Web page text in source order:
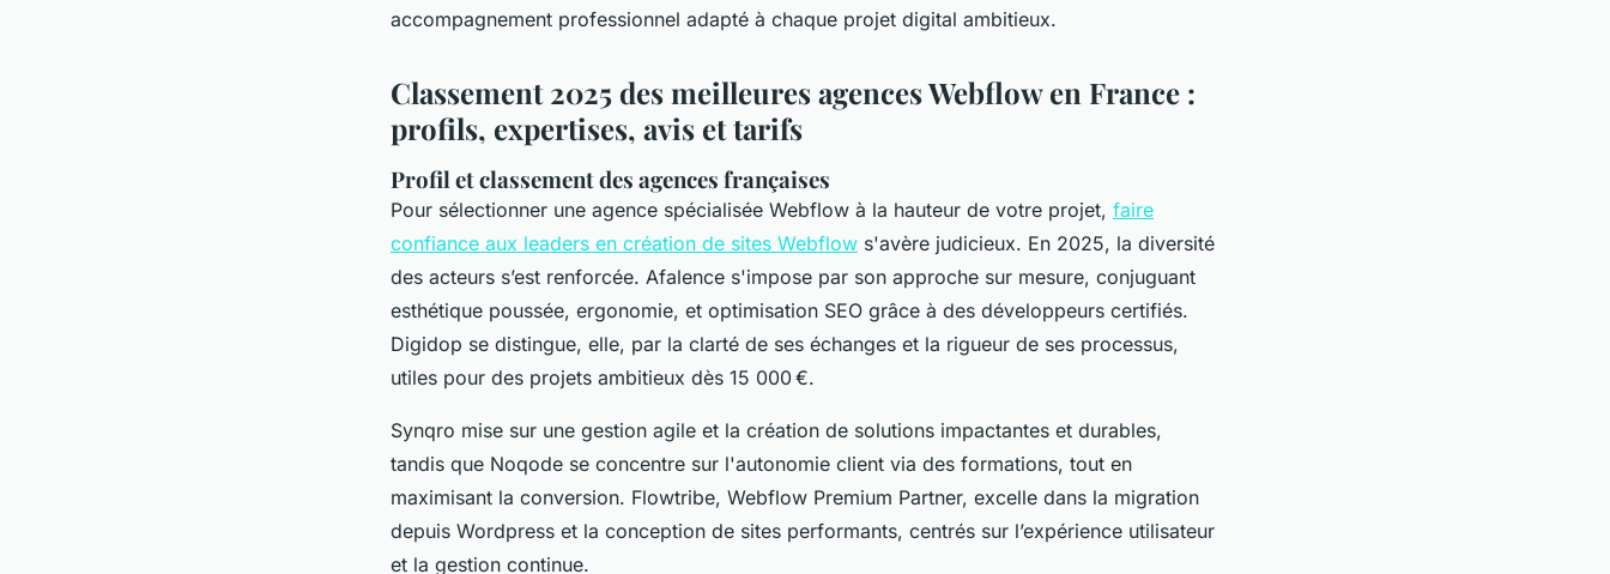
accompagnement professionnel adapté à chaque projet digital ambitieux.
Classement 2025 des meilleures agences Webflow en France :
profils, expertises, avis et tarifs
Profil et classement des agences françaises
Pour sélectionner une agence spécialisée Webflow à la hauteur de votre projet, faire
confiance aux leaders en création de sites Webflow s'avère judicieux. En 2025, la diversité
des acteurs s’est renforcée. Afalence s'impose par son approche sur mesure, conjuguant
esthétique poussée, ergonomie, et optimisation SEO grâce à des développeurs certifiés.
Digidop se distingue, elle, par la clarté de ses échanges et la rigueur de ses processus,
utiles pour des projets ambitieux dès 15 000 €.
Synqro mise sur une gestion agile et la création de solutions impactantes et durables,
tandis que Noqode se concentre sur l'autonomie client via des formations, tout en
maximisant la conversion. Flowtribe, Webflow Premium Partner, excelle dans la migration
depuis Wordpress et la conception de sites performants, centrés sur l’expérience utilisateur
et la gestion continue.